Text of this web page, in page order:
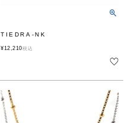
TIEDRA-NK
¥12,210税込